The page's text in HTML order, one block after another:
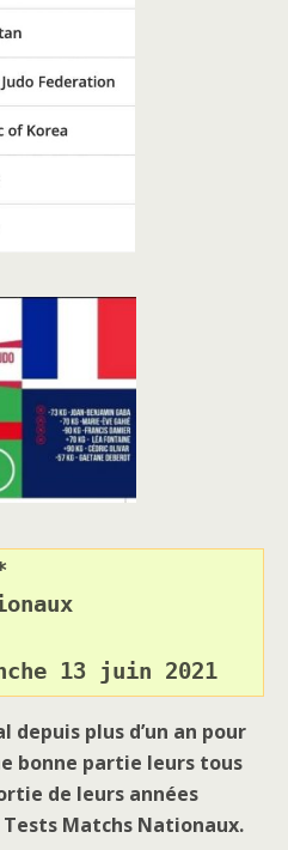
13 juin 2021
depuis plus d’un an pour
bonne partie leurs tous
de leurs années
Tests Matchs Nationaux.